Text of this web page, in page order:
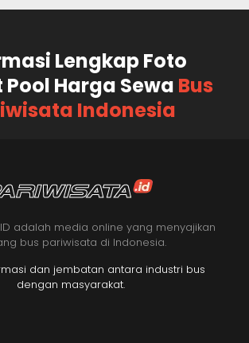
Lengkap Foto
Harga Sewa Bus
Indonesia
adalah media online yang menyajikan
bus pariwisata di Indonesia.
dan jembatan antara industri bus
dengan masyarakat.